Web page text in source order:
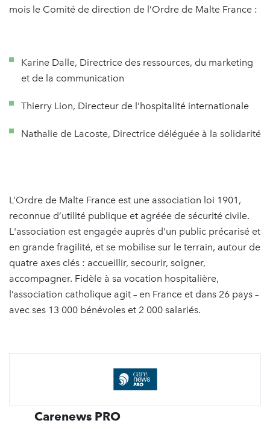
mois le Comité de direction de l’Ordre de Malte France :
Karine Dalle, Directrice des ressources, du marketing
et de la communication
Thierry Lion, Directeur de l’hospitalité internationale
Nathalie de Lacoste, Directrice déléguée à la solidarité
L’Ordre de Malte France est une association loi 1901,
reconnue d’utilité publique et agréée de sécurité civile.
L'association est engagée auprès d'un public précarisé et
en grande fragilité, et se mobilise sur le terrain, autour de
quatre axes clés : accueillir, secourir, soigner,
accompagner. Fidèle à sa vocation hospitalière,
l’association catholique agit – en France et dans 26 pays –
avec ses 13 000 bénévoles et 2 000 salariés.
Carenews PRO